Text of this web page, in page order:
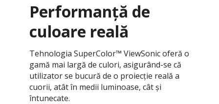
Performanță de
culoare reală
Tehnologia SuperColor™ ViewSonic oferă o
gamă mai largă de culori, asigurând-se că
utilizator se bucură de o proiecție reală a
cuorii, atât în medii luminoase, cât și
întunecate.